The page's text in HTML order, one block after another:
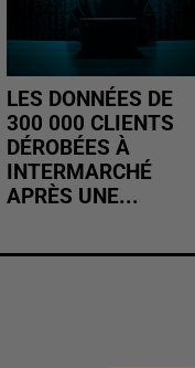
LES DONNÉES DE
300 000 CLIENTS
DÉROBÉES À
INTERMARCHÉ
APRÈS UNE...